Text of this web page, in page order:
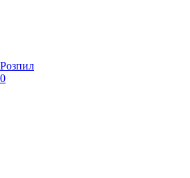
Розпил
0